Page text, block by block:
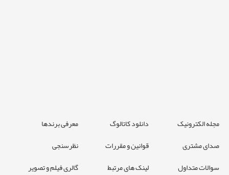
مجله الکترونیک دانلود کاتالوگ
معرفی برندها
صدای مشتری
قوانین و مقررات
نظرسنجی
سوالات متداول
لینک های مرتبط گالری فیلم و تصویر